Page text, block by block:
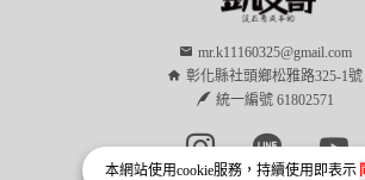
本網站使用cookie服務，持續使用即表示
mr.k11160325@gmail.com
彰化縣社頭鄉松雅路325-1號
統一編號 61802571
Instagram page
Line page